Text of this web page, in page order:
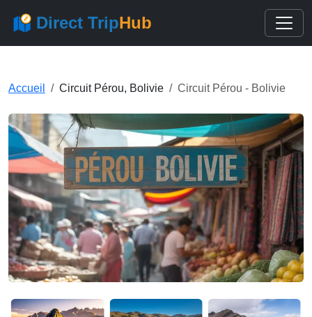
Direct TripHub
Accueil Circuit Pérou, Bolivie Circuit Pérou - Bolivie